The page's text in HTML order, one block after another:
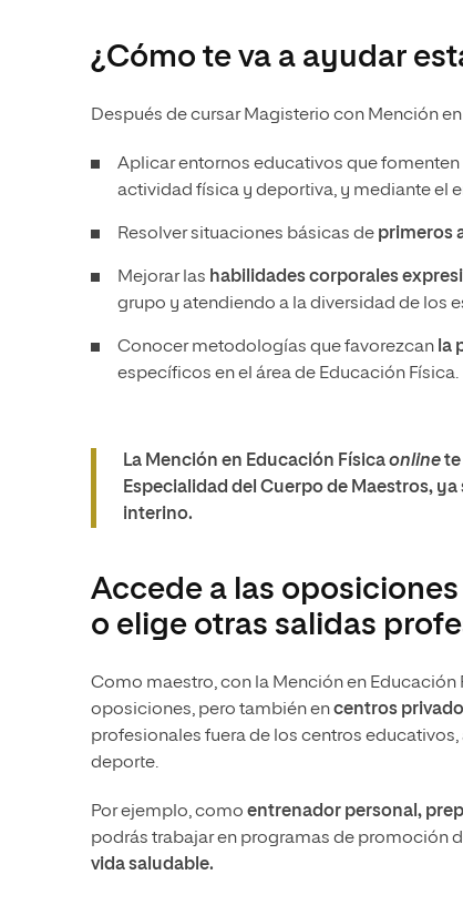
¿Cómo te va a ayudar
Después de cursar Magisterio con Mención
Aplicar entornos educativos que fomenten
actividad física y deportiva, y mediante el
Resolver situaciones básicas de primeros
Mejorar las habilidades corporales
grupo y atendiendo a la diversidad de los
Conocer metodologías que favorezcan la
específicos en el área de Educación Física.
La Mención en Educación Físicaonlinete
Especialidad del Cuerpo de Maestros,
interino.
Accede a las
o elige otras salidas
Como maestro, con la Mención en Educación
oposiciones, pero también encentros
profesionales fuera de los centros
deporte.
Por ejemplo, como entrenador personal,
podrás trabajar en programas de promoción
vida saludable.